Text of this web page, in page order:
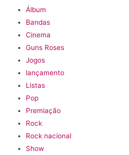
Álbum
Bandas
Cinema
Guns Roses
Jogos
lançamento
Listas
Pop
Premiação
Rock
Rock nacional
Show